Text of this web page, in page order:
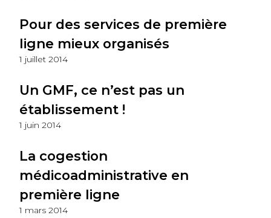
Pour des services de première
ligne mieux organisés
1 juillet 2014
Un GMF, ce n’est pas un
établissement !
1 juin 2014
La cogestion
médicoadministrative en
première ligne
1 mars 2014